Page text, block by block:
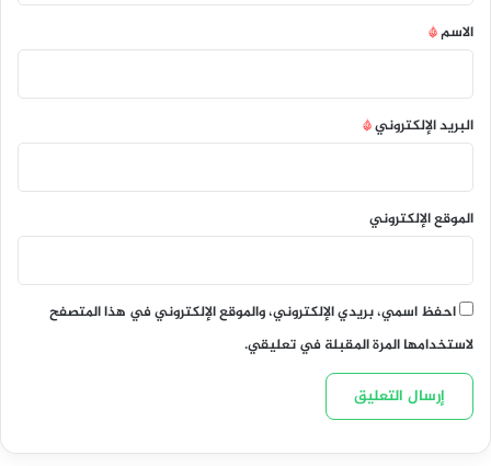
*
الاسم*
البريد الإلكتروني*
الموقع الإلكتروني
احفظ اسمي، بريدي الإلكتروني، والموقع الإلكتروني في هذا المتصفح
لاستخدامها المرة المقبلة في تعليقي.